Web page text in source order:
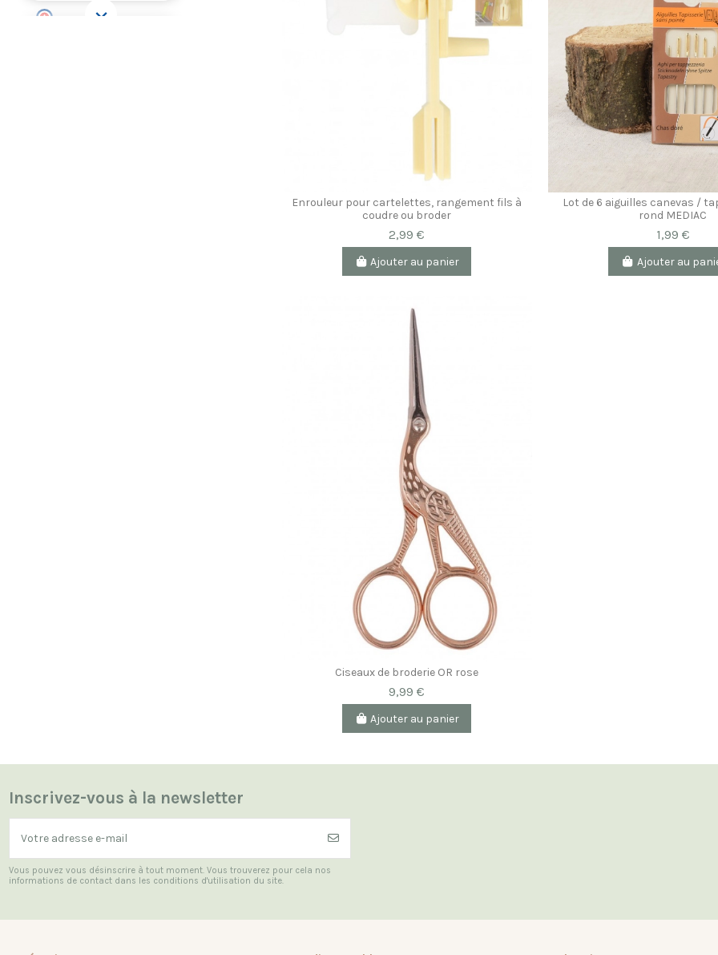
Enrouleur pour cartelettes, rangement fils à
coudre ou broder
2,99 €
Ajouter au panier
Lot de 6 aiguilles canevas /
rond MEDIAC
1,99 €
Ajouter au
Ciseaux de broderie OR rose
9,99 €
Ajouter au panier
Inscrivez-vous à la newsletter
Vous pouvez vous désinscrire à tout moment. Vous trouverez pour cela nos
informations de contact dans les conditions d'utilisation du site.